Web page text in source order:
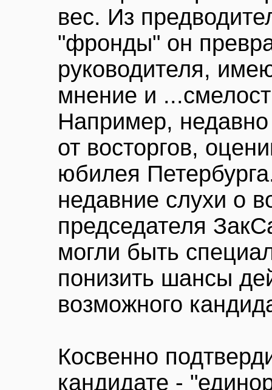
вес. Из
"фронды" он
руководителя,
мнение и
Например, недавно
от восторгов,
юбилея
недавние слухи о
председателя
могли быть
понизить шансы
возможного
Косвенно
кандидате -